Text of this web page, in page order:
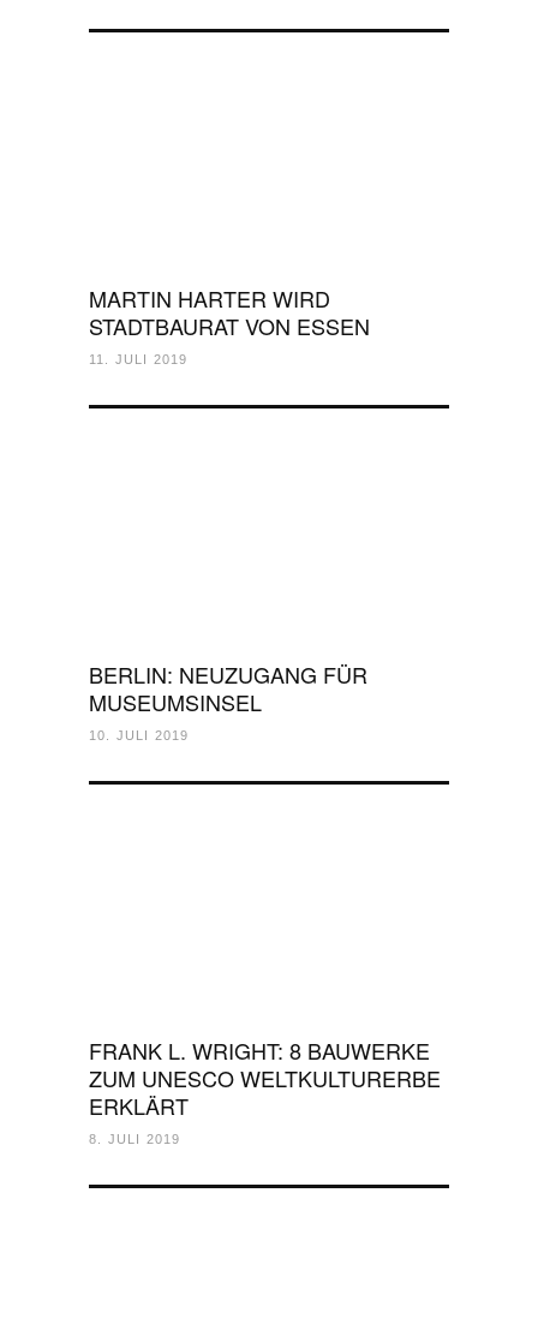
MARTIN HARTER WIRD
STADTBAURAT VON ESSEN
11. JULI 2019
BERLIN: NEUZUGANG FÜR
MUSEUMSINSEL
10. JULI 2019
FRANK L. WRIGHT: 8 BAUWERKE
ZUM UNESCO WELTKULTURERBE
ERKLÄRT
8. JULI 2019